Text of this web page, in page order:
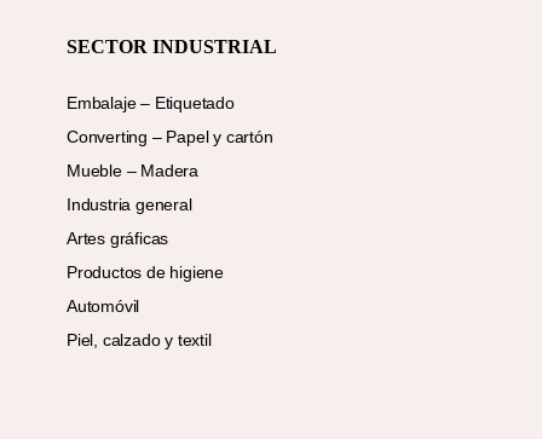
SECTOR INDUSTRIAL
Embalaje – Etiquetado
Converting – Papel y cartón
Mueble – Madera
Industria general
Artes gráficas
Productos de higiene
Automóvil
Piel, calzado y textil